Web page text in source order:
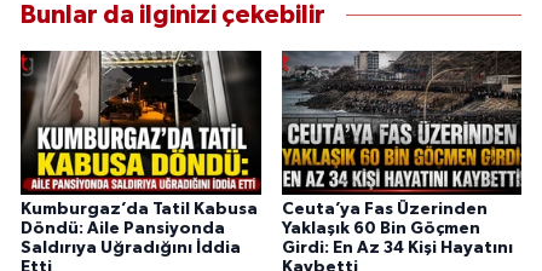
Bunlar da ilginizi çekebilir
Kumburgaz’da Tatil Kabusa
Döndü: Aile Pansiyonda
Saldırıya Uğradığını İddia
Etti
Ceuta’ya Fas Üzerinden
Yaklaşık 60 Bin Göçmen
Girdi: En Az 34 Kişi Hayatını
Kaybetti